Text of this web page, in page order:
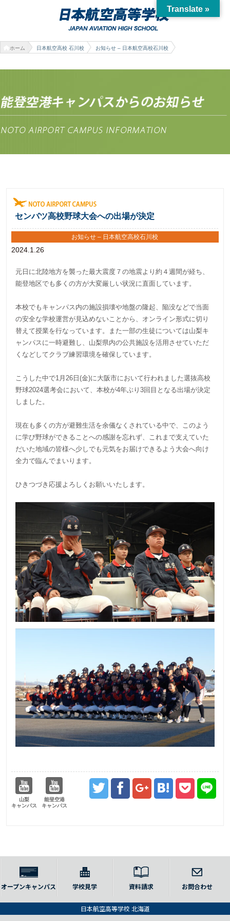
ホーム 日本航空高校 石川校 お知らせ – 日本航空高校石川校
センバツ高校野球大会への出場が決定
2024.1.26
お知らせ – 日本航空高校石川校
元日に北陸地方を襲った最大震度７の地震より約４週間が経ち、
能登地区でも多くの方が大変厳しい状況に直面しています。
本校でもキャンパス内の施設損壊や地盤の隆起、陥没などで当面
の安全な学校運営が見込めないことから、オンライン形式に切り
替えて授業を行なっています。また一部の生徒については山梨キ
ャンパスに一時避難し、山梨県内の公共施設を活用させていただ
くなどしてクラブ練習環境を確保しています。
こうした中で1月26日(金)に大阪市において行われました選抜高校
野球2024選考会において、本校が4年ぶり3回目となる出場が決定
しました。
現在も多くの方が避難生活を余儀なくされている中で、このよう
に学び野球ができることへの感謝を忘れず、これまで支えていた
だいた地域の皆様へ少しでも元気をお届けできるよう大会へ向け
全力で臨んでまいります。
ひきつづき応援よろしくお願いいたします。
山梨
キャンパス
能登空港
キャンパス
オープンキャンパス 学校見学 資料請求 お問合わせ
日本航空高等学校 北海道
Translate »